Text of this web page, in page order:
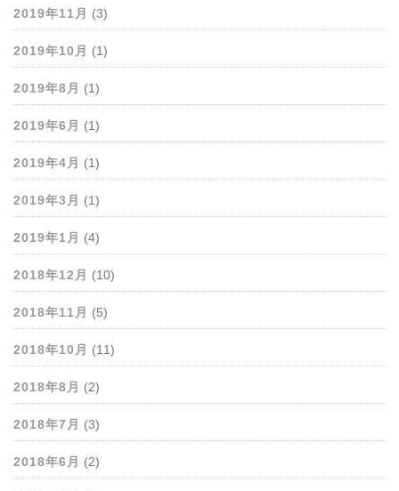
2019年11月 (3)
2019年10月 (1)
2019年8月 (1)
2019年6月 (1)
2019年4月 (1)
2019年3月 (1)
2019年1月 (4)
2018年12月 (10)
2018年11月 (5)
2018年10月 (11)
2018年8月 (2)
2018年7月 (3)
2018年6月 (2)